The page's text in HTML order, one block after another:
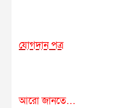
যোগদান পত্র
আরো জানতে…